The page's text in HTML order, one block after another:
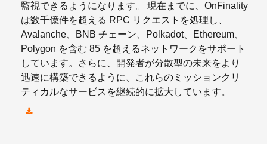
監視できるようになります。 現在までに、OnFinality
は数千億件を超える RPC リクエストを処理し、
Avalanche、BNB チェーン、Polkadot、Ethereum、
Polygon を含む 85 を超えるネットワークをサポート
しています。さらに、開発者が分散型の未来をより
迅速に構築できるように、これらのミッションクリ
ティカルなサービスを継続的に拡大しています。